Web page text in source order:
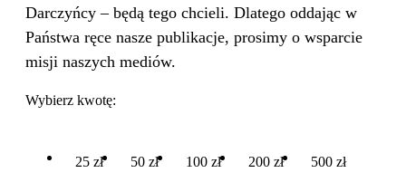
Darczyńcy – będą tego chcieli. Dlatego oddając w
Państwa ręce nasze publikacje, prosimy o wsparcie
misji naszych mediów.
Wybierz kwotę:
25 zł 50 zł 100 zł 200 zł 500 zł